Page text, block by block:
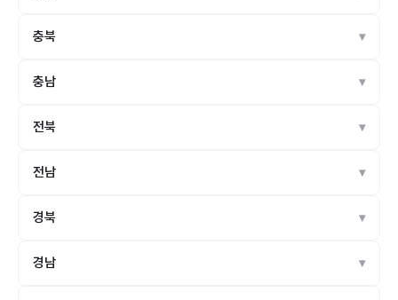
충북
충남
전북
전남
경북
경남